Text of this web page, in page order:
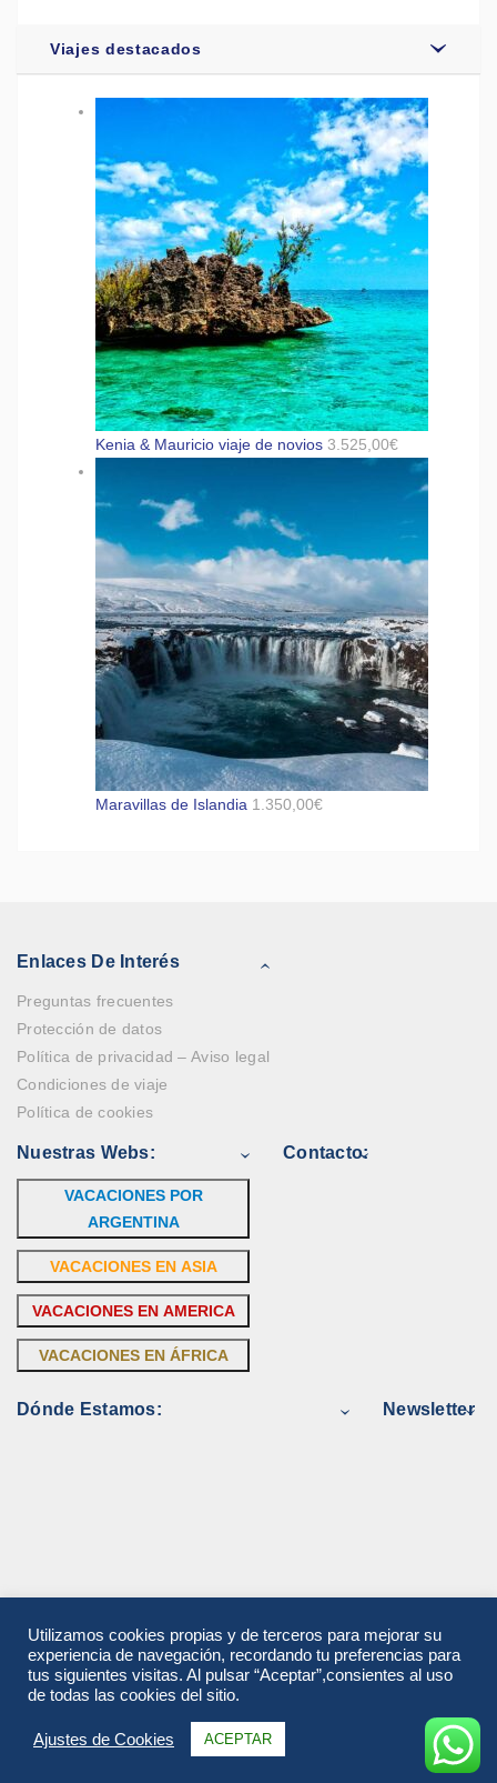
Viajes destacados
Kenia & Mauricio viaje de novios 3.525,00€
Maravillas de Islandia 1.350,00€
Enlaces De Interés
Preguntas frecuentes
Protección de datos
Política de privacidad – Aviso legal
Condiciones de viaje
Política de cookies
Nuestras Webs:
VACACIONES POR
ARGENTINA
VACACIONES EN ASIA
VACACIONES EN AMERICA
VACACIONES EN ÁFRICA
Contacto:
Dónde Estamos: Newsletter
Utilizamos cookies propias y de terceros para mejorar su
experiencia de navegación, recordando tu preferencias para
tus siguientes visitas. Al pulsar “Aceptar”,consientes al uso
de todas las cookies del sitio.
Ajustes de Cookies ACEPTAR